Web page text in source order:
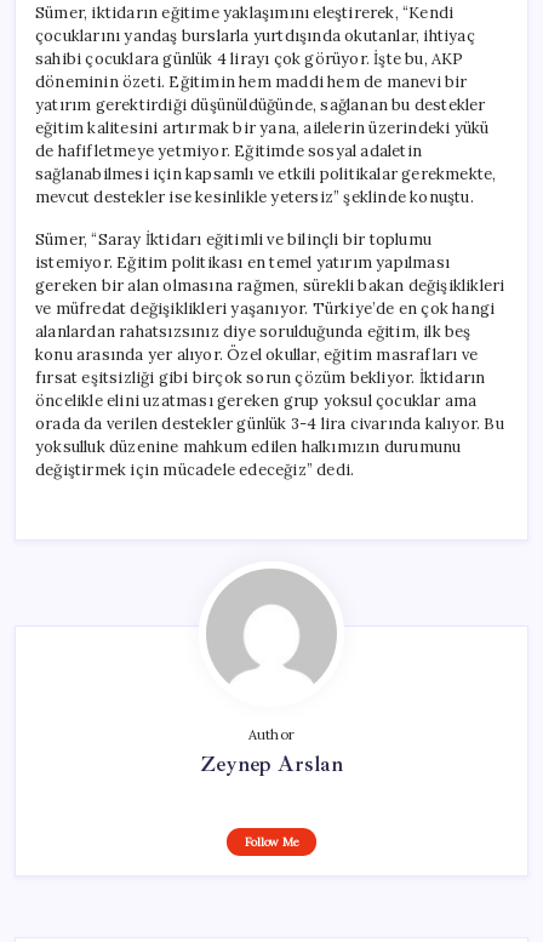
Sümer, iktidarın eğitime yaklaşımını eleştirerek, “Kendi
çocuklarını yandaş burslarla yurtdışında okutanlar, ihtiyaç
sahibi çocuklara günlük 4 lirayı çok görüyor. İşte bu, AKP
döneminin özeti. Eğitimin hem maddi hem de manevi bir
yatırım gerektirdiği düşünüldüğünde, sağlanan bu destekler
eğitim kalitesini artırmak bir yana, ailelerin üzerindeki yükü
de hafifletmeye yetmiyor. Eğitimde sosyal adaletin
sağlanabilmesi için kapsamlı ve etkili politikalar gerekmekte,
mevcut destekler ise kesinlikle yetersiz” şeklinde konuştu.
Sümer, “Saray İktidarı eğitimli ve bilinçli bir toplumu
istemiyor. Eğitim politikası en temel yatırım yapılması
gereken bir alan olmasına rağmen, sürekli bakan değişiklikleri
ve müfredat değişiklikleri yaşanıyor. Türkiye’de en çok hangi
alanlardan rahatsızsınız diye sorulduğunda eğitim, ilk beş
konu arasında yer alıyor. Özel okullar, eğitim masrafları ve
fırsat eşitsizliği gibi birçok sorun çözüm bekliyor. İktidarın
öncelikle elini uzatması gereken grup yoksul çocuklar ama
orada da verilen destekler günlük 3-4 lira civarında kalıyor. Bu
yoksulluk düzenine mahkum edilen halkımızın durumunu
değiştirmek için mücadele edeceğiz” dedi.
Author
Zeynep Arslan
Follow Me